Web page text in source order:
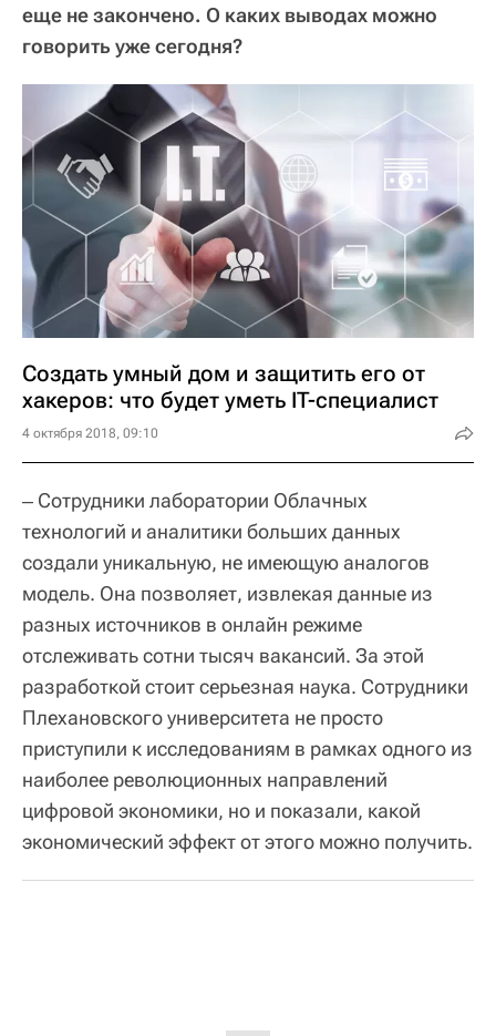
еще не закончено. О каких выводах можно
говорить уже сегодня?
Создать умный дом и защитить его от
хакеров: что будет уметь IT-специалист
4 октября 2018, 09:10
‒ Сотрудники лаборатории Облачных
технологий и аналитики больших данных
создали уникальную, не имеющую аналогов
модель. Она позволяет, извлекая данные из
разных источников в онлайн режиме
отслеживать сотни тысяч вакансий. За этой
разработкой стоит серьезная наука. Сотрудники
Плехановского университета не просто
приступили к исследованиям в рамках одного из
наиболее революционных направлений
цифровой экономики, но и показали, какой
экономический эффект от этого можно получить.